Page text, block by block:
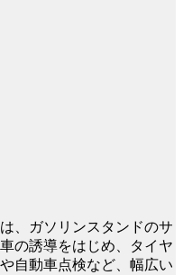
、ガソリンスタンドのサ
の誘導をはじめ、タイヤ
自動車点検など、幅広い